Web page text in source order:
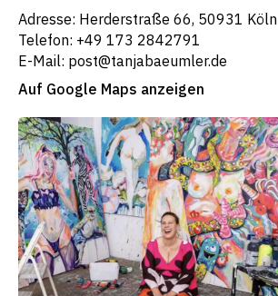
Adresse: Herderstraße 66, 50931 Köln
Telefon: +49 173 2842791
E-Mail: post@tanjabaeumler.de
Auf Google Maps anzeigen